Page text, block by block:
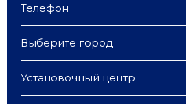
Выберите город
Установочный центр